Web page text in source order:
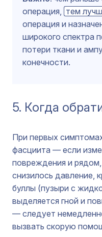
операция,
тем
операция и
широкого спектра
потери ткани и
конечности.
5. Когда
При первых
фасциита — если
повреждения и рядом,
снизилось давление,
буллы (пузыри с
выделяется гной и
— следует
вызвать скорую